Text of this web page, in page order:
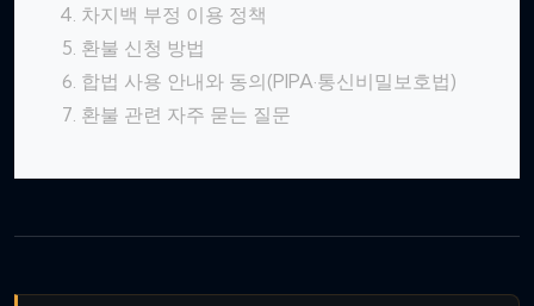
차지백 부정 이용 정책
환불 신청 방법
합법 사용 안내와 동의(PIPA·통신비밀보호법)
환불 관련 자주 묻는 질문